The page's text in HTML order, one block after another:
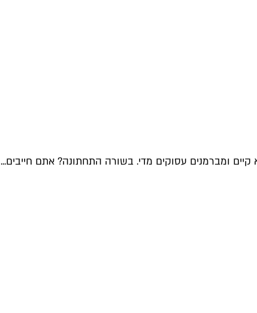
ומברמנים עסוקים מדי. בשורה התחתונה? אתם חייבים...